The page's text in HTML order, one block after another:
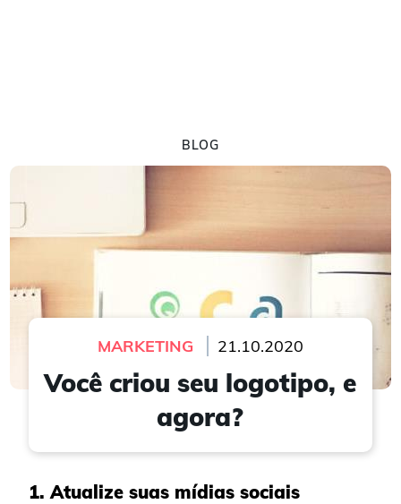
BLOG
MARKETING 21.10.2020
Você criou seu logotipo, e
agora?
1. Atualize suas mídias sociais